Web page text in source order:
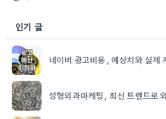
인기 글
네이버 광고비용, 예상치와 실제
성형외과마케팅, 최신 트렌드로